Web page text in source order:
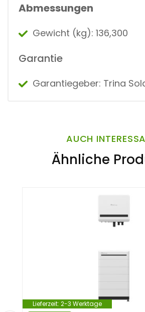
Abmessungen
Gewicht (kg): 136,300
Garantie
Garantiegeber: Trina
AUCH
Ähnliche
Lieferzeit: 2-3 Werktage